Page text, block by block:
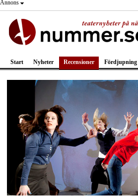
Annons
Start Nyheter Recensioner Fördjupning